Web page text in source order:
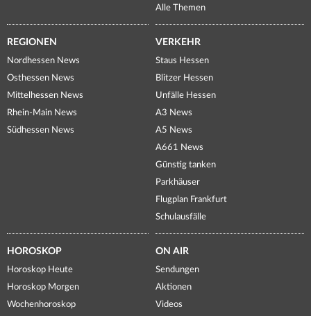
Alle Themen
REGIONEN
Nordhessen News
Osthessen News
Mittelhessen News
Rhein-Main News
Südhessen News
VERKEHR
Staus Hessen
Blitzer Hessen
Unfälle Hessen
A3 News
A5 News
A661 News
Günstig tanken
Parkhäuser
Flugplan Frankfurt
Schulausfälle
HOROSKOP
Horoskop Heute
Horoskop Morgen
Wochenhoroskop
ON AIR
Sendungen
Aktionen
Videos